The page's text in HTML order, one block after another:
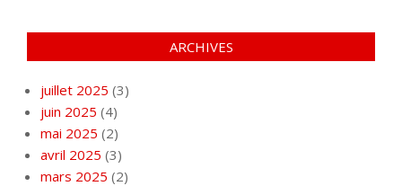
ARCHIVES
juillet 2025 (3)
juin 2025 (4)
mai 2025 (2)
avril 2025 (3)
mars 2025 (2)